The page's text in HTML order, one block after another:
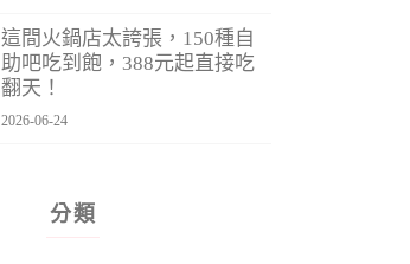
這間火鍋店太誇張，150種自
助吧吃到飽，388元起直接吃
翻天！
2026-06-24
分類